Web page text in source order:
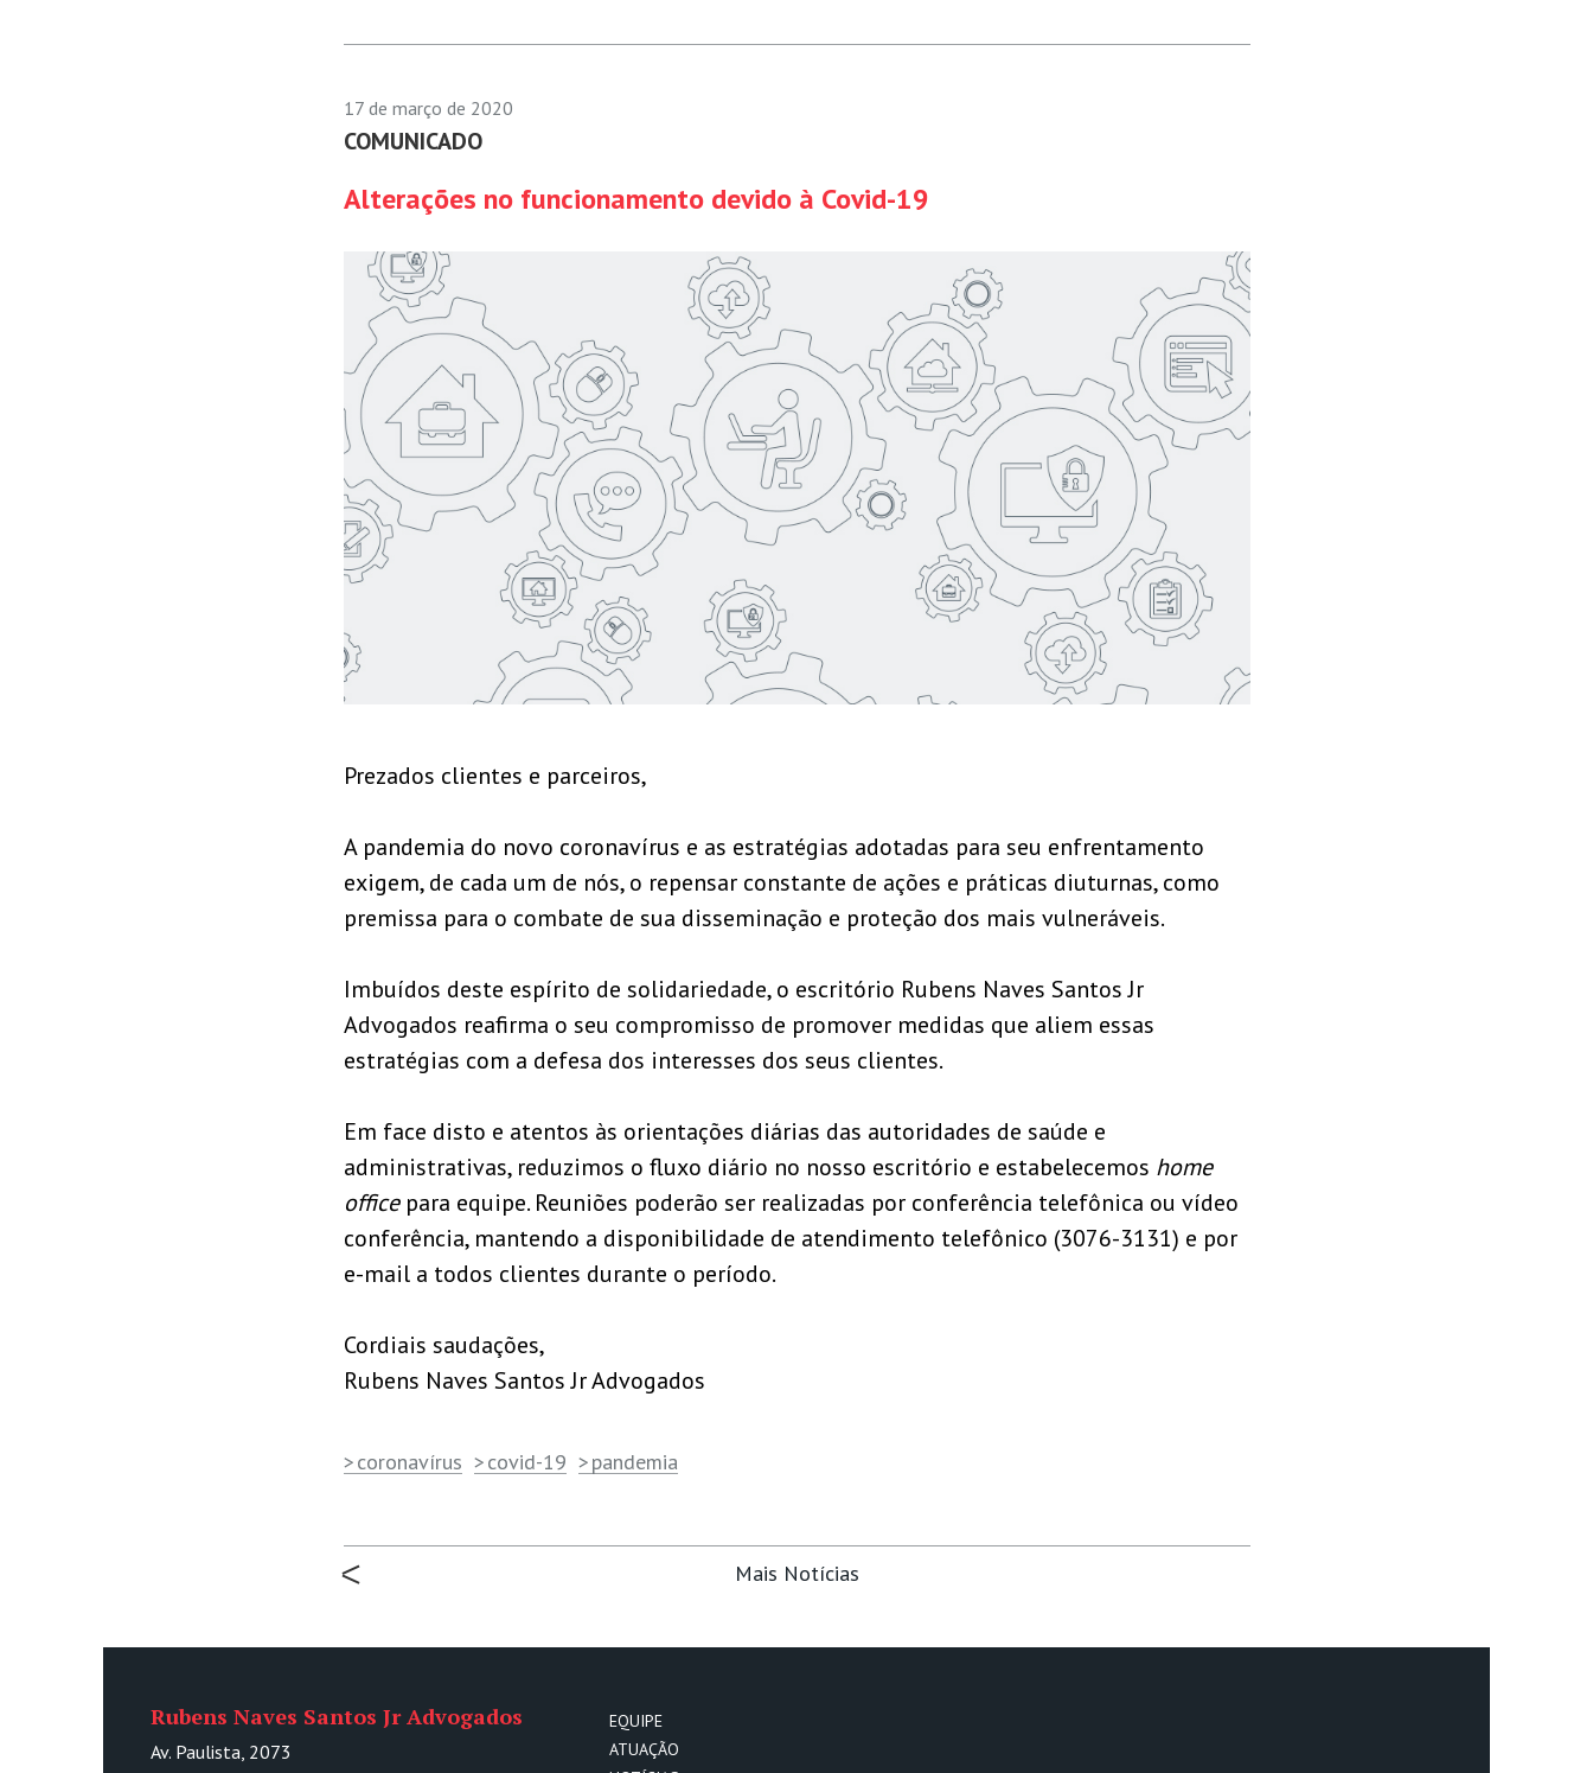
17 de março de 2020
COMUNICADO
Alterações no funcionamento devido à Covid-19
Prezados clientes e parceiros,
A pandemia do novo coronavírus e as estratégias adotadas para seu enfrentamento
exigem, de cada um de nós, o repensar constante de ações e práticas diuturnas, como
premissa para o combate de sua disseminação e proteção dos mais vulneráveis.
Imbuídos deste espírito de solidariedade, o escritório Rubens Naves Santos Jr
Advogados reafirma o seu compromisso de promover medidas que aliem essas
estratégias com a defesa dos interesses dos seus clientes.
Em face disto e atentos às orientações diárias das autoridades de saúde e
administrativas, reduzimos o fluxo diário no nosso escritório e estabelecemos home
officepara equipe. Reuniões poderão ser realizadas por conferência telefônica ou vídeo
conferência, mantendo a disponibilidade de atendimento telefônico (3076-3131) e por
e-mail a todos clientes durante o período.
Cordiais saudações,
Rubens Naves Santos Jr Advogados
coronavírus covid-19 pandemia
Mais Notícias
Rubens Naves Santos Jr Advogados
Av. Paulista, 2073
EQUIPE
ATUAÇÃO